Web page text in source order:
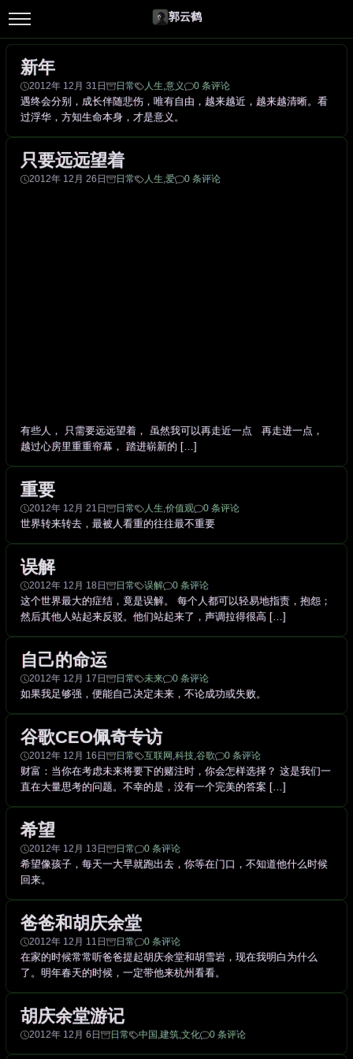
郭云鹤
新年
2012年 12月 31日 日常 人生,意义
0 条评论
遇终会分别，成长伴随悲伤，唯有自由，越来越近，越来越清晰。看
过浮华，方知生命本身，才是意义。
只要远远望着
2012年 12月 26日 日常 人生,爱 0 条评论
有些人， 只需要远远望着， 虽然我可以再走近一点 再走进一点，
越过心房里重重帘幕， 踏进崭新的 […]
重要
2012年 12月 21日 日常 人生,价值观
0 条评论
世界转来转去，最被人看重的往往最不重要
误解
2012年 12月 18日 日常 误解
0 条评论
这个世界最大的症结，竟是误解。 每个人都可以轻易地指责，抱怨；
然后其他人站起来反驳。他们站起来了，声调拉得很高 […]
自己的命运
2012年 12月 17日 日常 未来
0 条评论
如果我足够强，便能自己决定未来，不论成功或失败。
谷歌CEO佩奇专访
2012年 12月 16日 日常 互联网 ,科技,谷歌
0 条评论
财富：当你在考虑未来将要下的赌注时，你会怎样选择？ 这是我们一
直在大量思考的问题。不幸的是，没有一个完美的答案 […]
希望
2012年 12月 13日 日常
0 条评论
希望像孩子，每天一大早就跑出去，你等在门口，不知道他什么时候
回来。
爸爸和胡庆余堂
2012年 12月 11日 日常
0 条评论
在家的时候常常听爸爸提起胡庆余堂和胡雪岩，现在我明白为什么
了。明年春天的时候，一定带他来杭州看看。
胡庆余堂游记
2012年 12月 6日 日常 中国 ,建筑,文化 0 条评论